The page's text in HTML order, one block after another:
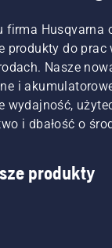
firma Husqvarna
produkty do prac
Nasze
i
wydajność,
i dbałość o
produkty